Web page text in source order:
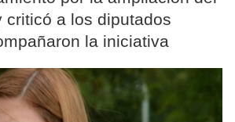
criticó a los diputados
la iniciativa